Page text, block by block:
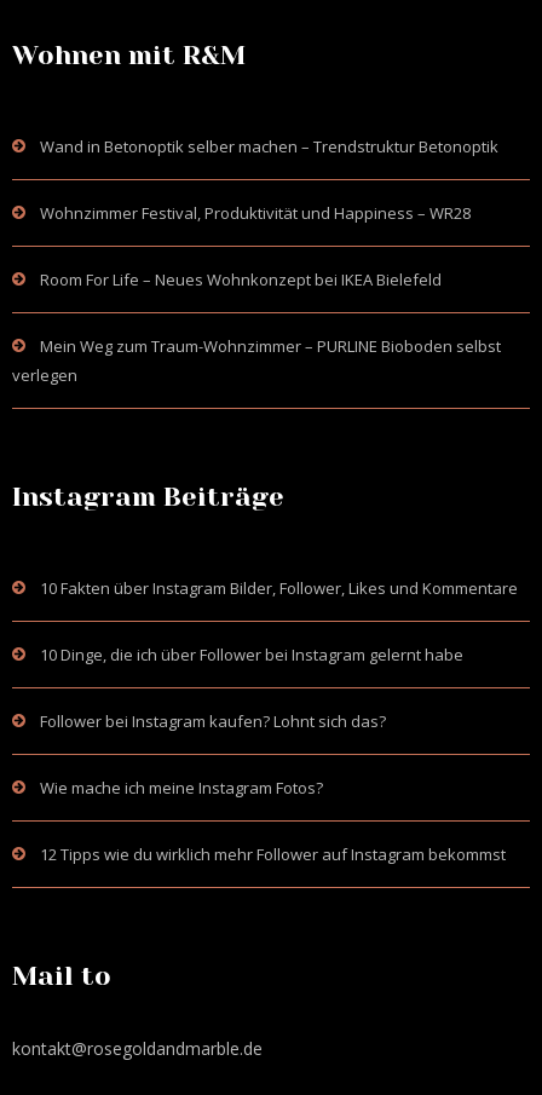
Wohnen mit R&M
Wand in Betonoptik selber machen – Trendstruktur Betonoptik
Wohnzimmer Festival, Produktivität und Happiness – WR28
Room For Life – Neues Wohnkonzept bei IKEA Bielefeld
Mein Weg zum Traum-Wohnzimmer – PURLINE Bioboden selbst
verlegen
Instagram Beiträge
10 Fakten über Instagram Bilder, Follower, Likes und Kommentare
10 Dinge, die ich über Follower bei Instagram gelernt habe
Follower bei Instagram kaufen? Lohnt sich das?
Wie mache ich meine Instagram Fotos?
12 Tipps wie du wirklich mehr Follower auf Instagram bekommst
Mail to
kontakt@rosegoldandmarble.de